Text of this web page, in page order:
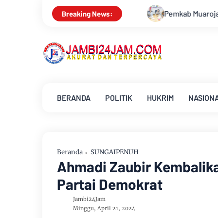
Breaking News:
Pemkab Muarojambi Mediasi Konflik PT Sinar
BERANDA POLITIK HUKRIM
Beranda SUNGAIPENUH
Ahmadi Zaubir
Partai Demokrat
Jambi24Jam
Minggu, April 21, 2024